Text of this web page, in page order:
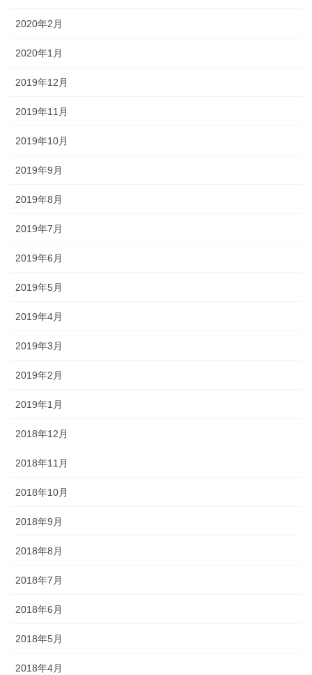
2020年2月
2020年1月
2019年12月
2019年11月
2019年10月
2019年9月
2019年8月
2019年7月
2019年6月
2019年5月
2019年4月
2019年3月
2019年2月
2019年1月
2018年12月
2018年11月
2018年10月
2018年9月
2018年8月
2018年7月
2018年6月
2018年5月
2018年4月